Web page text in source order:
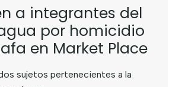
a integrantes del
por homicidio
en Market Place
sujetos pertenecientes a la